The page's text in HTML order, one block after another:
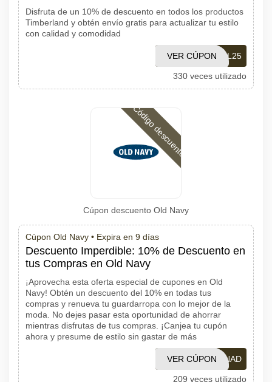
Disfruta de un 10% de descuento en todos los productos
Timberland y obtén envío gratis para actualizar tu estilo
con calidad y comodidad
PROTBL25
VER CÚPON
330 veces utilizado
Código descuento
Cúpon descuento Old Navy
Cúpon Old Navy • Expira en 9 días
Descuento Imperdible: 10% de Descuento en
tus Compras en Old Navy
¡Aprovecha esta oferta especial de cupones en Old
Navy! Obtén un descuento del 10% en todas tus
compras y renueva tu guardarropa con lo mejor de la
moda. No dejes pasar esta oportunidad de ahorrar
mientras disfrutas de tus compras. ¡Canjea tu cupón
ahora y presume de estilo sin gastar de más
ONAD
VER CÚPON
209 veces utilizado